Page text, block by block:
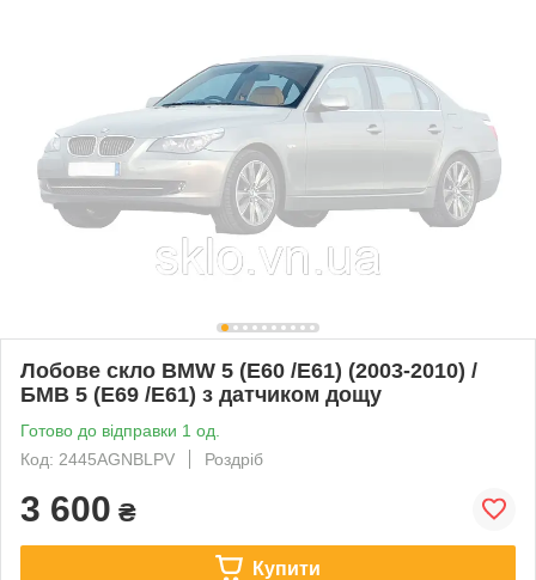
Лобове скло BMW 5 (E60 /E61) (2003-2010) /
БМВ 5 (Е69 /Е61) з датчиком дощу
Готово до відправки 1 од.
Код: 2445AGNBLPV
Роздріб
3 600 ₴
Купити